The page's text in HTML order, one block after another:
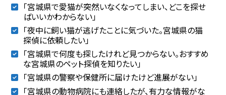
「宮城県で愛猫が突然いなくなってしまい、どこを探せ
ばいいかわからない」
「夜中に飼い猫が逃げたことに気づいた。宮城県の猫
探偵に依頼したい」
「宮城県で何度も探したけれど見つからない。おすすめ
な宮城県のペット探偵を知りたい」
「宮城県の警察や保健所に届けたけど進展がない」
「宮城県の動物病院にも連絡したが、有力な情報がな